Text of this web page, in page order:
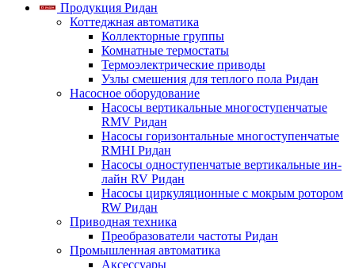
Продукция Ридан
Коттеджная автоматика
Коллекторные группы
Комнатные термостаты
Термоэлектрические приводы
Узлы смешения для теплого пола Ридан
Насосное оборудование
Насосы вертикальные многоступенчатые
RMV Ридан
Насосы горизонтальные многоступенчатые
RMHI Ридан
Насосы одноступенчатые вертикальные ин-
лайн RV Ридан
Насосы циркуляционные с мокрым ротором
RW Ридан
Приводная техника
Преобразователи частоты Ридан
Промышленная автоматика
Аксессуары